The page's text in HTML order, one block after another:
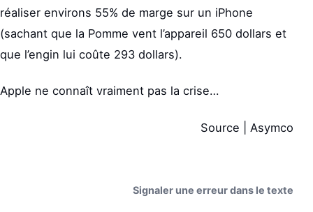
réaliser environs 55% de marge sur un iPhone
(sachant que la Pomme vent l’appareil 650 dollars et
que l’engin lui coûte 293 dollars).
Apple ne connaît vraiment pas la crise…
Source | Asymco
Signaler une erreur dans le texte